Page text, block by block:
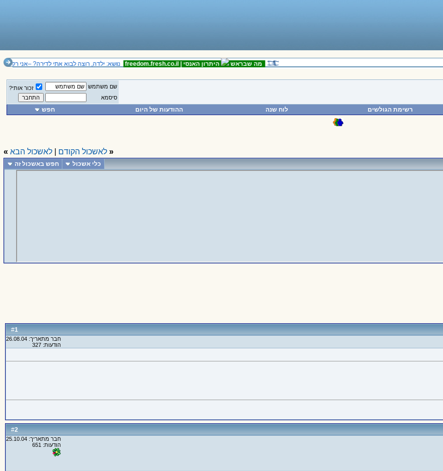
מה שבראש היתרון האנסי |freedom.fresh.co.il נושא: ילדה, רוצה לבוא אתי לדירה? –אני רק בת
שם משתמש
זכור אותי?
סיסמא
רשימת הגולשים לוח שנה ההודעות של היום חפש
« לאשכול הקודם לאשכול הבא »
כלי אשכול חפש באשכול זה
#
1
חבר מתאריך: 26.08.04
הודעות: 327
#
2
חבר מתאריך: 25.10.04
הודעות: 651